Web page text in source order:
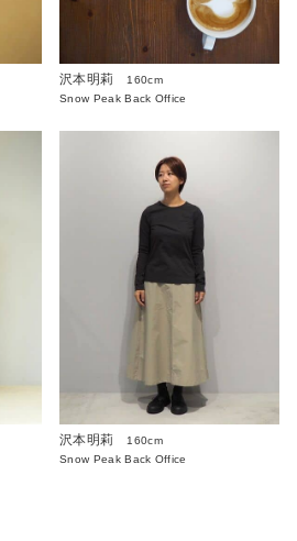
沢本明莉
160cm
Snow Peak Back Office
沢本明莉
160cm
Snow Peak Back Office